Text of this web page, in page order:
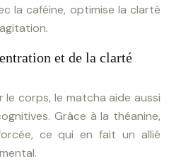
la caféine, optimise la clarté
et de la clarté
le corps, le matcha aide aussi
Grâce à la théanine,
ce qui en fait un allié